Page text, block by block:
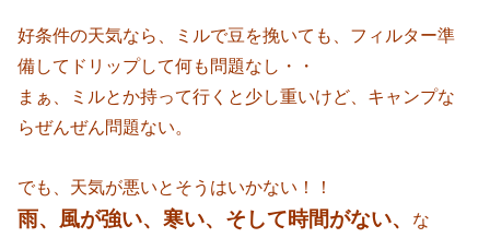
好条件の天気なら、ミルで豆を挽いても、フィルター準
備してドリップして何も問題なし・・
まぁ、ミルとか持って行くと少し重いけど、キャンプな
らぜんぜん問題ない。
でも、天気が悪いとそうはいかない！！
雨、風が強い、寒い、そして時間がない、
な